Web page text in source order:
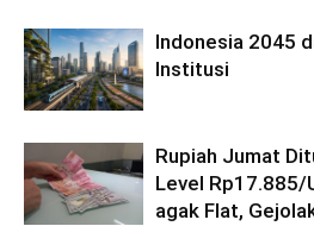
Indonesia 2045
Institusi
Rupiah Jumat
Level Rp17.885/
agak Flat,